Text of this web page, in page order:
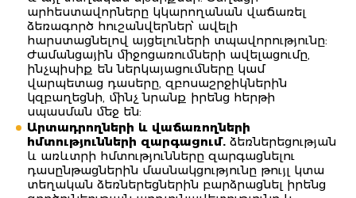
արհեստավորները կկարողանան վաճառել
ձեռագործ հուշանվերներ՝ ավելի
հարստացնելով այցելուների տպավորությունը:
Ժամանցային միջոցառումների ավելացումը,
ինչպիսիք են ներկայացումները կամ
վարպետաց դասերը, զբոսաշրջիկներին
կզբաղեցնի, մինչ նրանք իրենց հերթի
սպասման մեջ են:
Արտադրողների և վաճառողների
հմտությունների զարգացում. ձեռներեցության
և առևտրի հմտությունները զարգացնելու
դասընթացներին մասնակցությունը թույլ կտա
տեղական ձեռներեցներին բարձրացնել իրենց